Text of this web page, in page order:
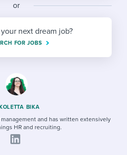
employee experiences
or
next dream job?
FOR JOBS
BIKA
and has written extensively
HR and recruiting.